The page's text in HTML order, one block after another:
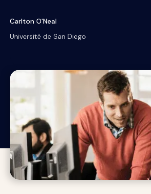
Carlton O'Neal
Université de San Diego